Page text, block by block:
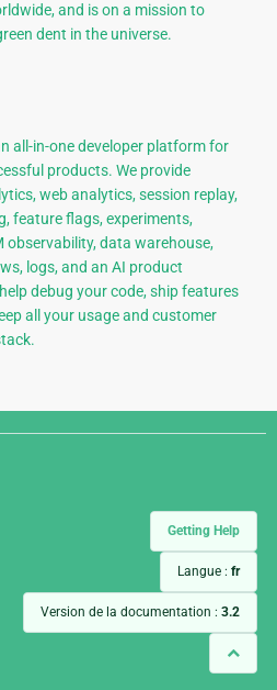
Getting Help
Langue : fr
Version de la documentation : 3.2
and is on a mission to
dent in the universe.
all-in-one developer platform for
products. We provide
web analytics, session replay,
feature flags, experiments,
observability, data warehouse,
logs, and an AI product
debug your code, ship features
all your usage and customer